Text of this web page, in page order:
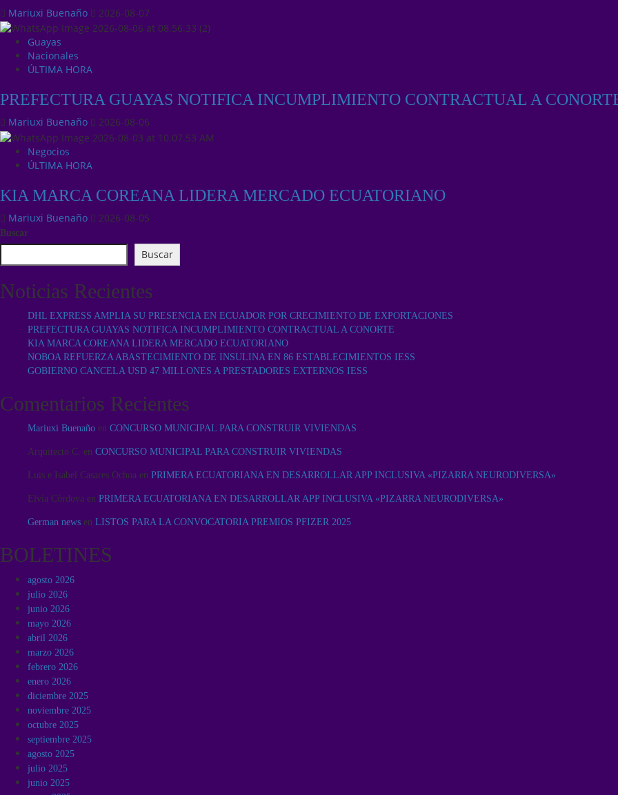
Mariuxi Buenaño 2026-08-07
Guayas
Nacionales
ÚLTIMA HORA
PREFECTURA GUAYAS NOTIFICA INCUMPLIMIENTO CONTRACTUAL A
Mariuxi Buenaño 2026-08-06
Negocios
ÚLTIMA HORA
KIA MARCA COREANA LIDERA MERCADO ECUATORIANO
Mariuxi Buenaño 2026-08-05
Buscar
Buscar
Noticias Recientes
DHL EXPRESS AMPLIA SU PRESENCIA EN ECUADOR POR CRECIMIENTO DE EXPORTACIONES
PREFECTURA GUAYAS NOTIFICA INCUMPLIMIENTO CONTRACTUAL A CONORTE
KIA MARCA COREANA LIDERA MERCADO ECUATORIANO
NOBOA REFUERZA ABASTECIMIENTO DE INSULINA EN 86 ESTABLECIMIENTOS IESS
GOBIERNO CANCELA USD 47 MILLONES A PRESTADORES EXTERNOS IESS
Comentarios Recientes
Mariuxi Buenaño en CONCURSO MUNICIPAL PARA CONSTRUIR VIVIENDAS
Arquitecto C. en CONCURSO MUNICIPAL PARA CONSTRUIR VIVIENDAS
Luis e Isabel Casares Ochoa en PRIMERA ECUATORIANA EN DESARROLLAR APP INCLUSIVA «PIZARRA NEURODIVERSA»
Elvia Córdova en PRIMERA ECUATORIANA EN DESARROLLAR APP INCLUSIVA «PIZARRA NEURODIVERSA»
German news en LISTOS PARA LA CONVOCATORIA PREMIOS PFIZER 2025
BOLETINES
agosto 2026
julio 2026
junio 2026
mayo 2026
abril 2026
marzo 2026
febrero 2026
enero 2026
diciembre 2025
noviembre 2025
octubre 2025
septiembre 2025
agosto 2025
julio 2025
junio 2025